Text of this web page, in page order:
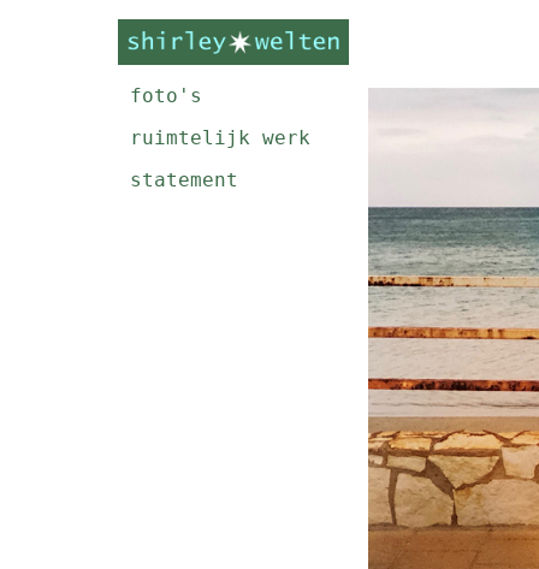
foto's
ruimtelijk werk
statement